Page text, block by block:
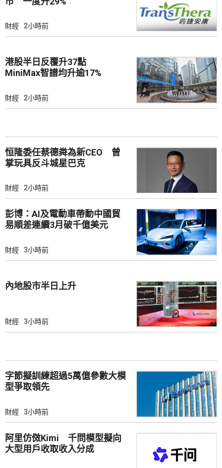
財經 2小時前
港股半日反覆升37點
MiniMax智譜均升逾17%
財經 2小時前
恒隆委任蔡德粦為新CEO 曾
掌玩具反斗城星巴克
財經 2小時前
彭博：AI及電動車帶動中國貿
易順差連續3月破千億美元
財經 3小時前
內地股市半日上升
財經 3小時前
字節擬訓練超過5萬億參數大模
型爭取領先
財經 3小時前
阿里仿傚Kimi 千問模型擬向
大型用戶收取收入分成